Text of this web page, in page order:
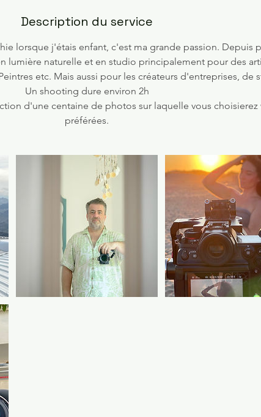
Description du service
lorsque j'étais enfant, c'est ma grande passion. Depuis
lumière naturelle et en studio principalement pour des
etc. Mais aussi pour les créateurs d'entreprises, de
Un shooting dure environ 2h
d'une centaine de photos sur laquelle vous choisierez
préférées.